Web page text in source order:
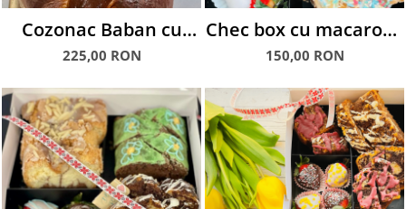
Cozonac Baban cu
mac si nuca, 1.5 kg
225,00 RON
Chec box cu macarons
și căpșuni glasate în
150,00 RON